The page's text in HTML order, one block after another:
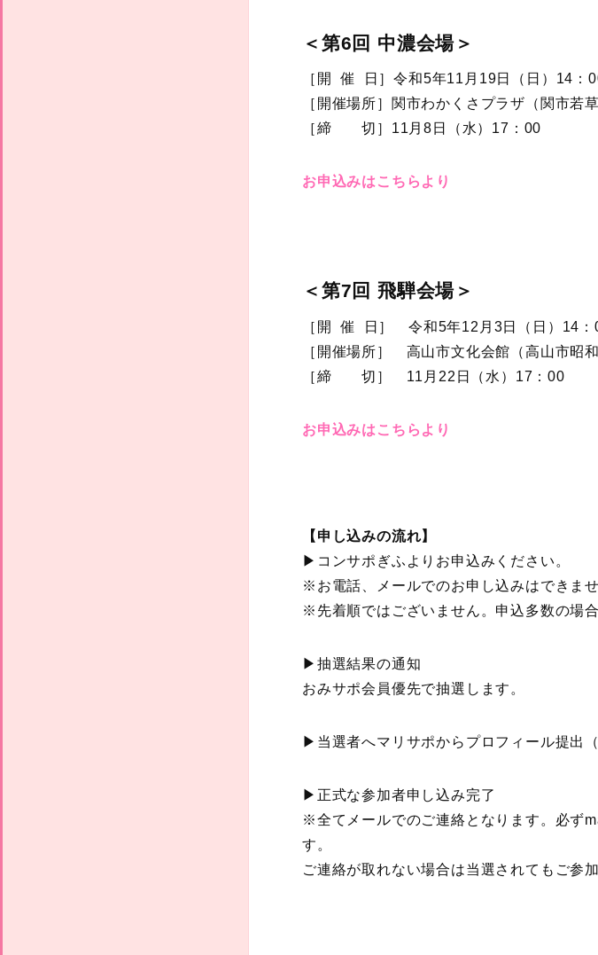
＜第6回 中濃会場＞
［開 催 日］令和5年11月19日（日）14：
［開催場所］関市わかくさプラザ（関市若
［締 切］11月8日（水）17：00
お申込みはこちらより
＜第7回 飛騨会場＞
［開 催 日］ 令和5年12月3日（日）14：
［開催場所］ 高山市文化会館（高山市昭
［締 切］ 11月22日（水）17：00
お申込みはこちらより
【申し込みの流れ】
▶コンサポぎふよりお申込みください。
※お電話、メールでのお申し込みはできま
※先着順ではございません。申込多数の場
▶抽選結果の通知
おみサポ会員優先で抽選します。
▶当選者へマリサポからプロフィール提出
▶正式な参加者申し込み完了
※全てメールでのご連絡となります。必ず
す。
ご連絡が取れない場合は当選されてもご参